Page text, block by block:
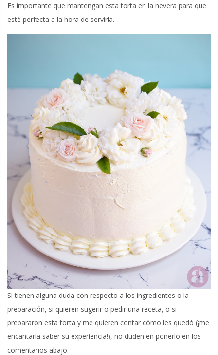
Es importante que mantengan esta torta en la nevera para que
esté perfecta a la hora de servirla.
Si tienen alguna duda con respecto a los ingredientes o la
preparación, si quieren sugerir o pedir una receta, o si
prepararon esta torta y me quieren contar cómo les quedó (¡me
encantaría saber su experiencia!), no duden en ponerlo en los
comentarios abajo.